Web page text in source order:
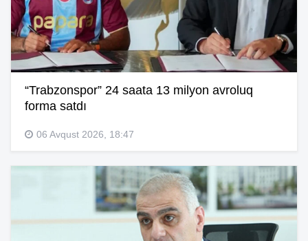
“Trabzonspor” 24 saata 13 milyon avroluq
forma satdı
06 Avqust 2026, 18:47